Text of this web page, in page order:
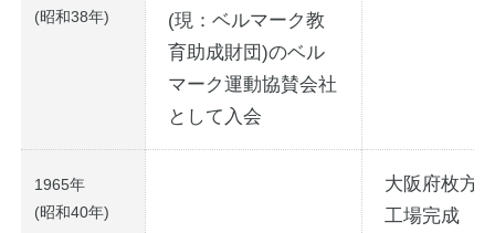
(昭和38年)
(現：ベルマーク教
育助成財団)のベル
マーク運動協賛会社
として入会
1965年
(昭和40年)
大阪府枚方
工場完成